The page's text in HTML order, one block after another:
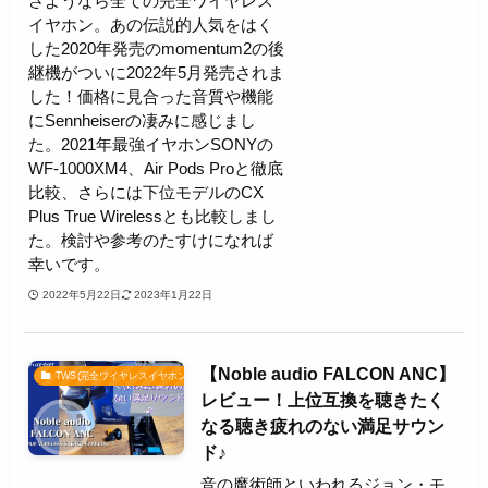
イヤホン。あの伝説的人気をはく
した2020年発売のmomentum2の後
継機がついに2022年5月発売されま
した！価格に見合った音質や機能
にSennheiserの凄みに感じまし
た。2021年最強イヤホンSONYの
WF-1000XM4、Air Pods Proと徹底
比較、さらには下位モデルのCX
Plus True Wirelessとも比較しまし
た。検討や参考のたすけになれば
幸いです。
2022年5月22日 2023年1月22日
TWS(完全ワイヤレスイヤホン)
【Noble audio FALCON ANC】
レビュー！上位互換を聴きたく
なる聴き疲れのない満足サウン
ド♪